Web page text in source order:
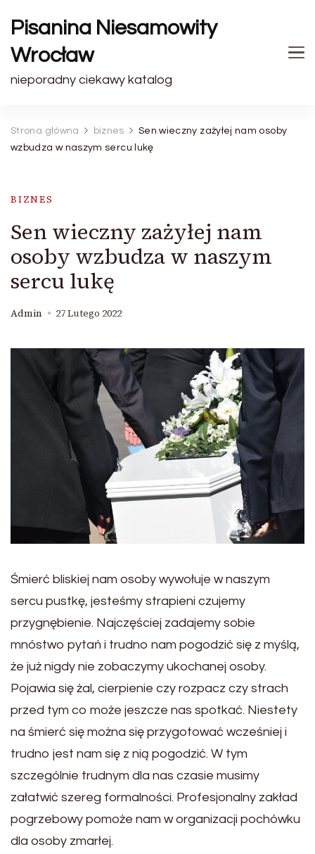
Pisanina Niesamowity
Wrocław
nieporadny ciekawy katalog
Strona główna biznes
Sen wieczny zażyłej nam osoby
wzbudza w naszym sercu lukę
BIZNES
Sen wieczny zażyłej nam
osoby wzbudza w naszym
sercu lukę
Admin 27 Lutego 2022
Śmierć bliskiej nam osoby wywołuje w naszym
sercu pustkę, jesteśmy strapieni czujemy
przygnębienie. Najczęściej zadajemy sobie
mnóstwo pytań i trudno nam pogodzić się z myślą,
że już nigdy nie zobaczymy ukochanej osoby.
Pojawia się żal, cierpienie czy rozpacz czy strach
przed tym co może jeszcze nas spotkać. Niestety
na śmierć się można się przygotować wcześniej i
trudno jest nam się z nią pogodzić. W tym
szczególnie trudnym dla nas czasie musimy
załatwić szereg formalności. Profesjonalny zakład
pogrzebowy pomoże nam w organizacji pochówku
dla osoby zmarłej.